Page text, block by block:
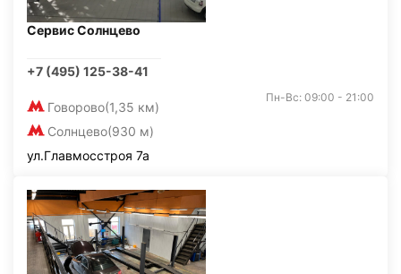
Сервис Солнцево
+7 (495) 125-38-41
Говорово(1,35 км)
Солнцево(930 м)
Пн-Вс: 09:00 - 21:00
ул.Главмосстроя 7а